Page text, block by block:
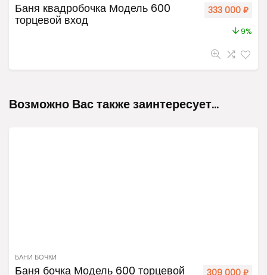
Баня квадробочка Модель 600
торцевой вход
333 000 ₽
9%
Возможно Вас также заинтересует…
БАНИ БОЧКИ
Баня бочка Модель 600 торцевой
309 000 ₽